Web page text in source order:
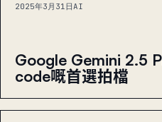
2025年3月31日AI
Google Gemini 2.5
code嘅首選拍檔